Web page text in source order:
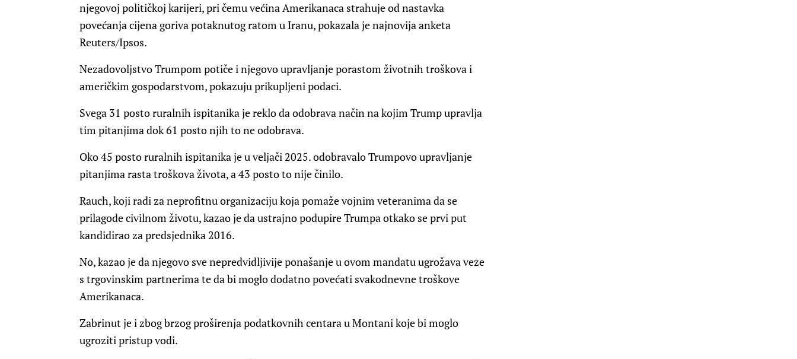
njegovoj političkoj karijeri, pri čemu većina Amerikanaca strahuje od nastavka
povećanja cijena goriva potaknutog ratom u Iranu, pokazala je najnovija anketa
Reuters/Ipsos.
Nezadovoljstvo Trumpom potiče i njegovo upravljanje porastom životnih troškova i
američkim gospodarstvom, pokazuju prikupljeni podaci.
Svega 31 posto ruralnih ispitanika je reklo da odobrava način na kojim Trump upravlja
tim pitanjima dok 61 posto njih to ne odobrava.
Oko 45 posto ruralnih ispitanika je u veljači 2025. odobravalo Trumpovo upravljanje
pitanjima rasta troškova života, a 43 posto to nije činilo.
Rauch, koji radi za neprofitnu organizaciju koja pomaže vojnim veteranima da se
prilagode civilnom životu, kazao je da ustrajno podupire Trumpa otkako se prvi put
kandidirao za predsjednika 2016.
No, kazao je da njegovo sve nepredvidljivije ponašanje u ovom mandatu ugrožava veze
s trgovinskim partnerima te da bi moglo dodatno povećati svakodnevne troškove
Amerikanaca.
Zabrinut je i zbog brzog proširenja podatkovnih centara u Montani koje bi moglo
ugroziti pristup vodi.